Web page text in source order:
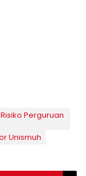
Perguruan
Unismuh